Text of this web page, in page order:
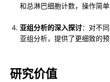
和总淋巴细胞计数，操作简单
亚组分析的深入探讨：对不
亚组分析，提供了更细致的预
研究价值